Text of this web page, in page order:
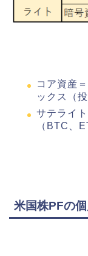
コア資産
ックス（
サテライ
（BTC、
米国株PFの